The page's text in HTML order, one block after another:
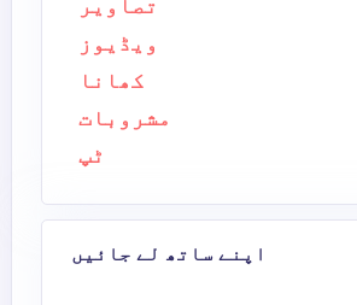
تصاویر
ویڈیوز
کھانا
مشروبات
ٹپ
اپنے ساتھ لے جائیں